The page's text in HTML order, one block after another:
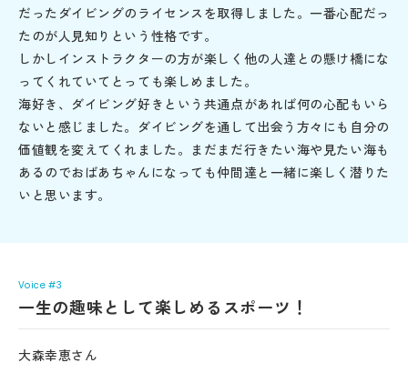
だったダイビングのライセンスを取得しました。一番心配だっ
たのが人見知りという性格です。
しかしインストラクターの方が楽しく他の人達との懸け橋にな
ってくれていてとっても楽しめました。
海好き、ダイビング好きという共通点があれば何の心配もいら
ないと感じました。ダイビングを通して出会う方々にも自分の
価値観を変えてくれました。まだまだ行きたい海や見たい海も
あるのでおばあちゃんになっても仲間達と一緒に楽しく潜りた
いと思います。
Voice #3
一生の趣味として楽しめるスポーツ！
大森幸恵さん